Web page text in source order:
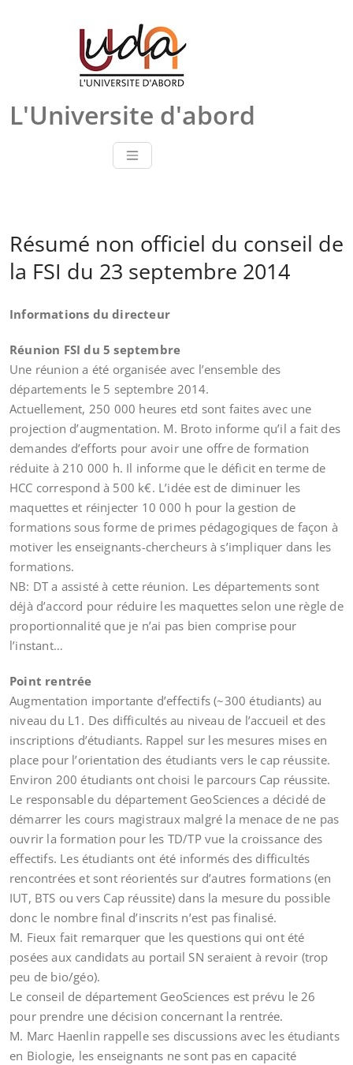
L'Universite d'abord
Résumé non officiel du conseil de
la FSI du 23 septembre 2014
Informations du directeur
Réunion FSI du 5 septembre
Une réunion a été organisée avec l’ensemble des
départements le 5 septembre 2014.
Actuellement, 250 000 heures etd sont faites avec une
projection d’augmentation. M. Broto informe qu’il a fait des
demandes d’efforts pour avoir une offre de formation
réduite à 210 000 h. Il informe que le déficit en terme de
HCC correspond à 500 k€. L’idée est de diminuer les
maquettes et réinjecter 10 000 h pour la gestion de
formations sous forme de primes pédagogiques de façon à
motiver les enseignants-chercheurs à s’impliquer dans les
formations.
NB: DT a assisté à cette réunion. Les départements sont
déjà d’accord pour réduire les maquettes selon une règle de
proportionnalité que je n’ai pas bien comprise pour
l’instant…
Point rentrée
Augmentation importante d’effectifs (~300 étudiants) au
niveau du L1. Des difficultés au niveau de l’accueil et des
inscriptions d’étudiants. Rappel sur les mesures mises en
place pour l’orientation des étudiants vers le cap réussite.
Environ 200 étudiants ont choisi le parcours Cap réussite.
Le responsable du département GeoSciences a décidé de
démarrer les cours magistraux malgré la menace de ne pas
ouvrir la formation pour les TD/TP vue la croissance des
effectifs. Les étudiants ont été informés des difficultés
rencontrées et sont réorientés sur d’autres formations (en
IUT, BTS ou vers Cap réussite) dans la mesure du possible
donc le nombre final d’inscrits n’est pas finalisé.
M. Fieux fait remarquer que les questions qui ont été
posées aux candidats au portail SN seraient à revoir (trop
peu de bio/géo).
Le conseil de département GeoSciences est prévu le 26
pour prendre une décision concernant la rentrée.
M. Marc Haenlin rappelle ses discussions avec les étudiants
en Biologie, les enseignants ne sont pas en capacité